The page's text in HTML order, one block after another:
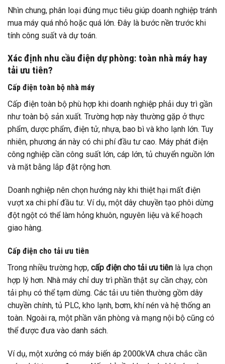
Nhìn chung, phân loại đúng mục tiêu giúp doanh nghiệp tránh
mua máy quá nhỏ hoặc quá lớn. Đây là bước nền trước khi
tính công suất và dự toán.
Xác định nhu cầu điện dự phòng: toàn nhà máy hay
tải ưu tiên?
Cấp điện toàn bộ nhà máy
Cấp điện toàn bộ phù hợp khi doanh nghiệp phải duy trì gần
như toàn bộ sản xuất. Trường hợp này thường gặp ở thực
phẩm, dược phẩm, điện tử, nhựa, bao bì và kho lạnh lớn. Tuy
nhiên, phương án này có chi phí đầu tư cao. Máy phát điện
công nghiệp cần công suất lớn, cáp lớn, tủ chuyển nguồn lớn
và mặt bằng lắp đặt rộng hơn.
Doanh nghiệp nên chọn hướng này khi thiệt hại mất điện
vượt xa chi phí đầu tư. Ví dụ, một dây chuyền tạo phôi dừng
đột ngột có thể làm hỏng khuôn, nguyên liệu và kế hoạch
giao hàng.
Cấp điện cho tải ưu tiên
Trong nhiều trường hợp, cấp điện cho tải ưu tiên là lựa chọn
hợp lý hơn. Nhà máy chỉ duy trì phần thật sự cần chạy, còn
tải phụ có thể tạm dừng. Các tải ưu tiên thường gồm dây
chuyền chính, tủ PLC, kho lạnh, bơm, khí nén và hệ thống an
toàn. Ngoài ra, một phần văn phòng và mạng nội bộ cũng có
thể được đưa vào danh sách.
Ví dụ, một xưởng có máy biến áp 2000kVA chưa chắc cần